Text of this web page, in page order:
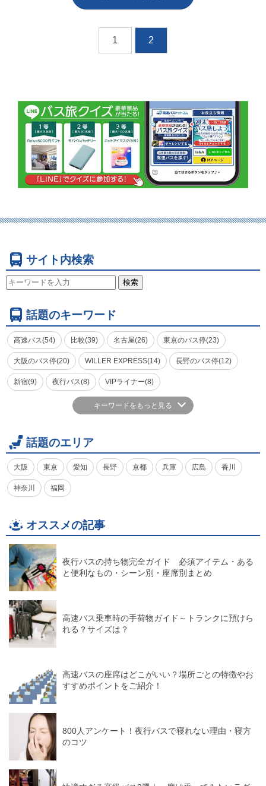
1 2
サイト内検索
検索
話題のキーワード
高速バス(54) 比較(39) 名古屋(26) 東京のバス停(23)
大阪のバス停(20) WILLER EXPRESS(14) 長野のバス停(12)
新宿(9) 夜行バス(8) VIPライナー(8)
キーワードをもっと見る
話題のエリア
大阪 東京 愛知 長野 京都 兵庫 広島 香川
神奈川 福岡
オススメの記事
夜行バスの持ち物完全ガイド 必須アイテム・ある
と便利なもの・シーン別・座席別まとめ
高速バス乗車時の手荷物ガイド～トランクに預けら
れる？サイズは？
高速バスの座席はどこがいい？場所ごとの特徴やお
すすめポイントをご紹介！
800人アンケート！夜行バスで寝れない理由・寝方
のコツ